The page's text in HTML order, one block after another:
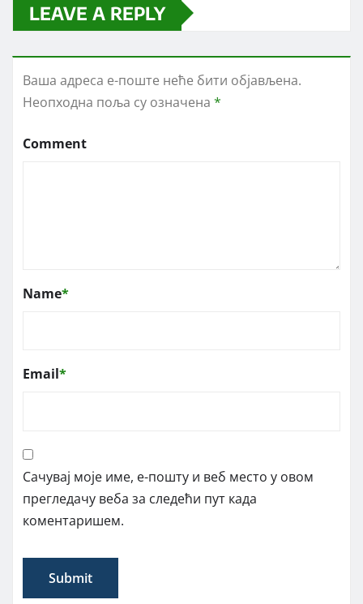
LEAVE A REPLY
Ваша адреса е-поште неће бити објављена.
Неопходна поља су означена *
Comment
Name*
Email*
Сачувај моје име, е-пошту и веб место у овом
прегледачу веба за следећи пут када
коментаришем.